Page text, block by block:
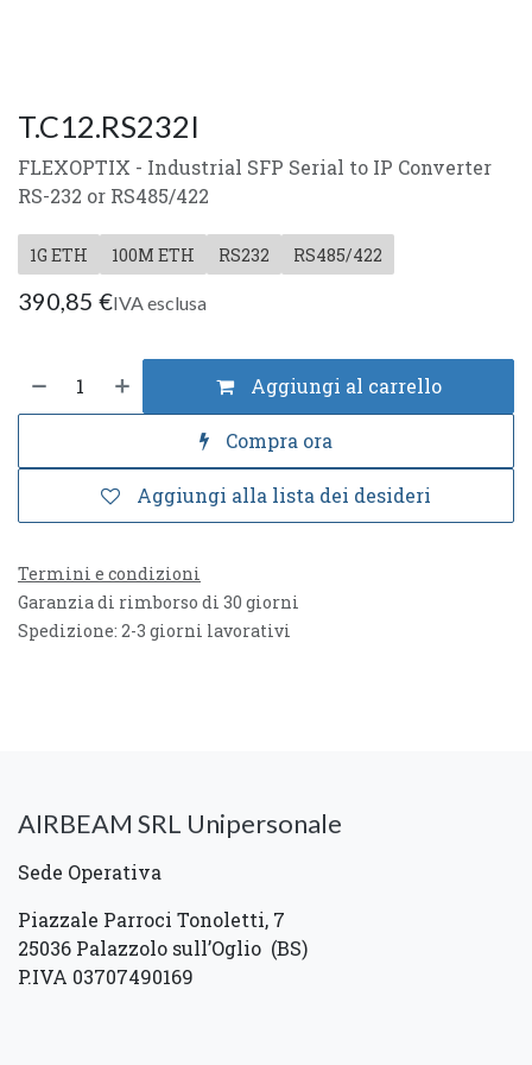
T.C12.RS232I
FLEXOPTIX - Industrial SFP Serial to IP Converter
RS-232 or RS485/422
1G ETH 100M ETH RS232 RS485/422
390,85 €IVA esclusa
Aggiungi al carrello
Compra ora
Aggiungi alla lista dei desideri
Termini e condizioni
Garanzia di rimborso di 30 giorni
Spedizione: 2-3 giorni lavorativi
AIRBEAM SRL Unipersonale
Sede Operativa
Piazzale Parroci Tonoletti, 7
25036 Palazzolo sull’Oglio (BS)
P.IVA 03707490169